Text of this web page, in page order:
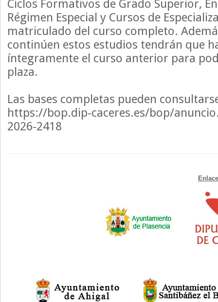
Ciclos Formativos de Grado Superior,
Régimen Especial y Cursos de
matriculado del curso completo.
continúen estos estudios tendrán que
íntegramente el curso anterior para
plaza.
Las bases completas pueden
https://bop.dip-caceres.es/bop/
2026-2418